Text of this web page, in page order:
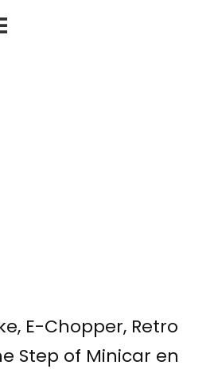
E-Chopper, Retro
Step of Minicar en